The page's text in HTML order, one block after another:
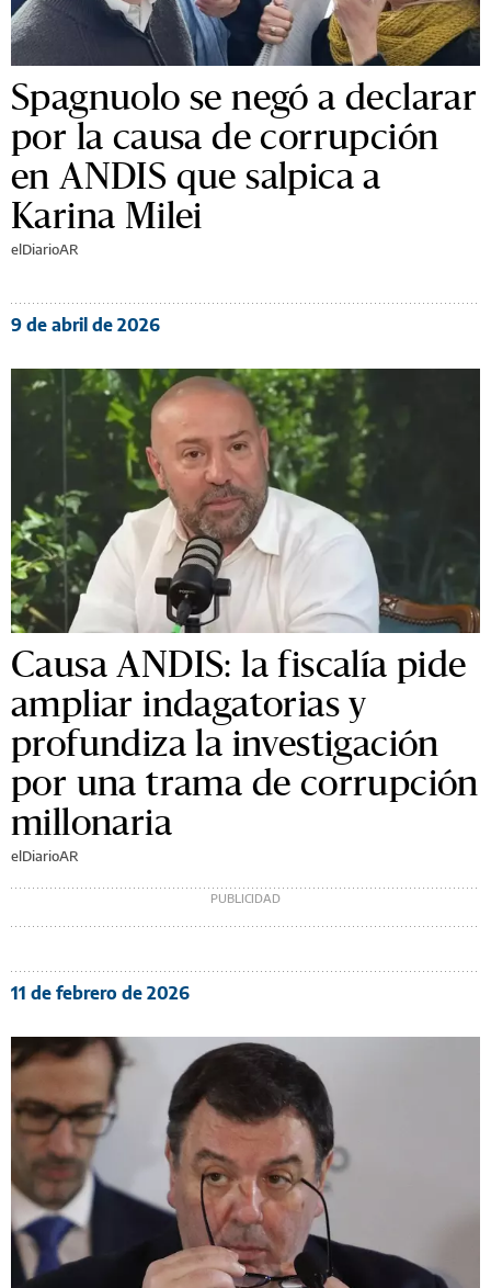
Spagnuolo se negó a declarar
por la causa de corrupción
en ANDIS que salpica a
Karina Milei
elDiarioAR
9 de abril de 2026
Causa ANDIS: la fiscalía pide
ampliar indagatorias y
profundiza la investigación
por una trama de corrupción
millonaria
elDiarioAR
11 de febrero de 2026